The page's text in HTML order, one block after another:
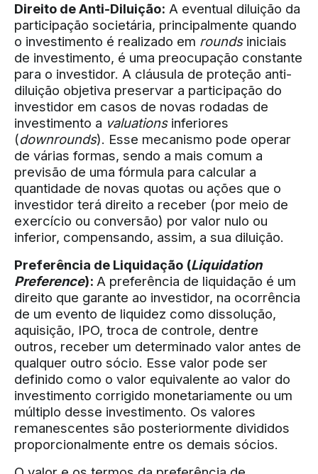
Direito de Anti-Diluição: A eventual diluição da
participação societária, principalmente quando
o investimento é realizado em rounds iniciais
de investimento, é uma preocupação constante
para o investidor. A cláusula de proteção anti-
diluição objetiva preservar a participação do
investidor em casos de novas rodadas de
investimento a valuations inferiores
(downrounds). Esse mecanismo pode operar
de várias formas, sendo a mais comum a
previsão de uma fórmula para calcular a
quantidade de novas quotas ou ações que o
investidor terá direito a receber (por meio de
exercício ou conversão) por valor nulo ou
inferior, compensando, assim, a sua diluição.
Preferência de Liquidação (Liquidation
Preference): A preferência de liquidação é um
direito que garante ao investidor, na ocorrência
de um evento de liquidez como dissolução,
aquisição, IPO, troca de controle, dentre
outros, receber um determinado valor antes de
qualquer outro sócio. Esse valor pode ser
definido como o valor equivalente ao valor do
investimento corrigido monetariamente ou um
múltiplo desse investimento. Os valores
remanescentes são posteriormente divididos
proporcionalmente entre os demais sócios.